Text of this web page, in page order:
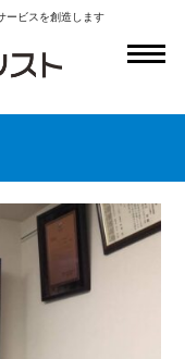
ービスを創造します